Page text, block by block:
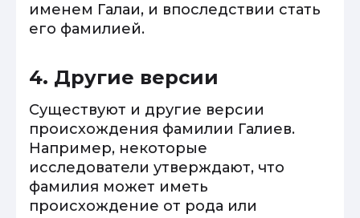
именем Галаи, и впоследствии стать
его фамилией.
4. Другие версии
Существуют и другие версии
происхождения фамилии Галиев.
Например, некоторые
исследователи утверждают, что
фамилия может иметь
происхождение от рода или